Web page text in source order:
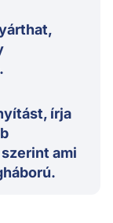
írja
ami